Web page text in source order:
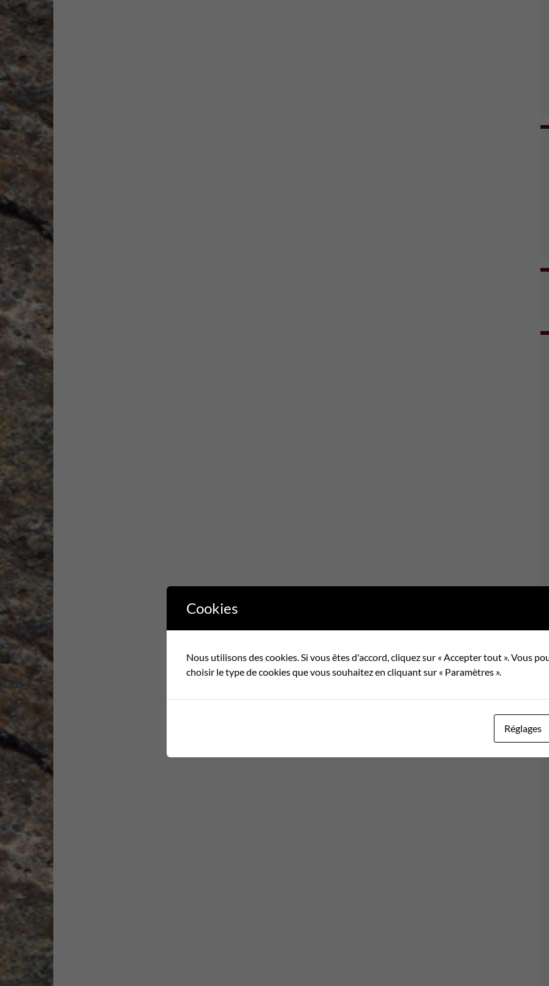
Cookies
Nous utilisons des cookies. Si vous êtes d'accord, cliquez sur « Accepter tout ». Vous
choisir le type de cookies que vous souhaitez en cliquant sur « Paramètres ».
Réglages